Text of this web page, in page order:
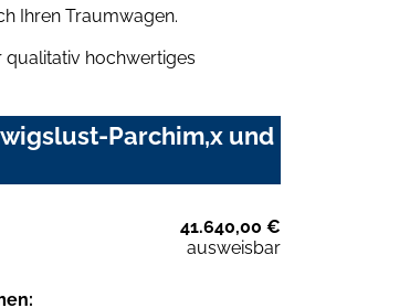
Ihren Traumwagen.
qualitativ hochwertiges
Parchim,x und
41.640,00 €
ausweisbar